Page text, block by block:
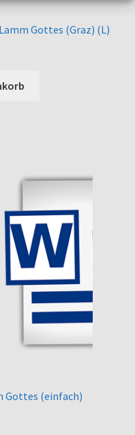
Gottes (Graz) (L)
Gottes (einfach)